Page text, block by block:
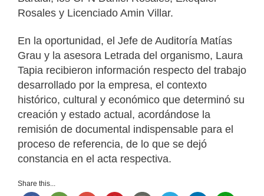
Rosales y Licenciado Amin Villar.
En la oportunidad, el Jefe de Auditoría Matías
Grau y la asesora Letrada del organismo, Laura
Tapia recibieron información respecto del trabajo
desarrollado por la empresa, el contexto
histórico, cultural y económico que determinó su
creación y estado actual, acordándose la
remisión de documental indispensable para el
proceso de referencia, de lo que se dejó
constancia en el acta respectiva.
Share this...